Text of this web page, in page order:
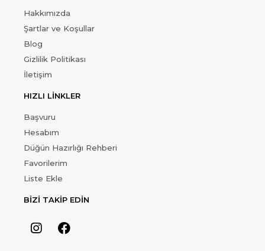
Hakkımızda
Şartlar ve Koşullar
Blog
Gizlilik Politikası
İletişim
HIZLI LİNKLER
Başvuru
Hesabım
Düğün Hazırlığı Rehberi
Favorilerim
Liste Ekle
BİZİ TAKİP EDİN